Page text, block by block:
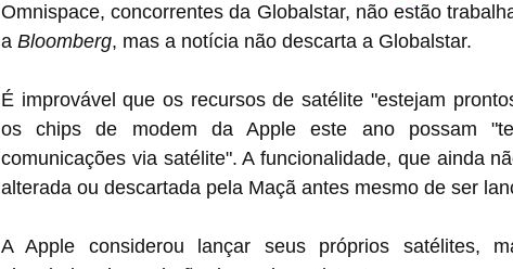
Omnispace, concorrentes da Globalstar, não estão
a Bloomberg, mas a notícia não descarta a Globalstar.
É improvável que os recursos de satélite "estejam
os chips de modem da Apple este ano possam
comunicações via satélite". A funcionalidade, que ainda
alterada ou descartada pela Maçã antes mesmo de ser
A Apple considerou lançar seus próprios satélites,